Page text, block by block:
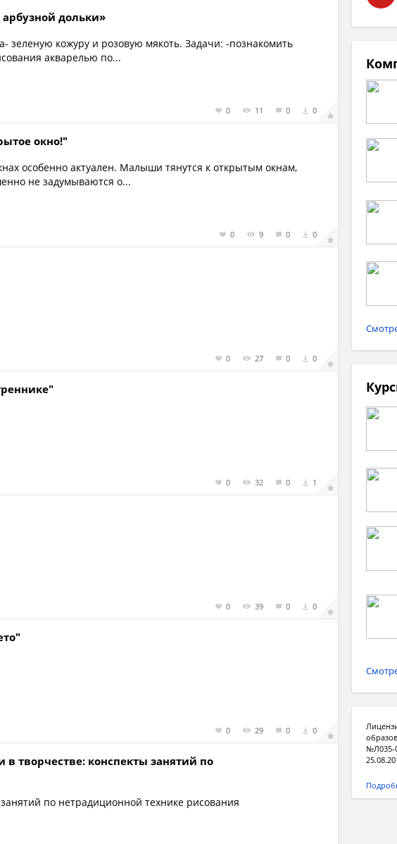
дольки»
зеленую кожуру и розовую мякоть. Задачи: -познакомить
акварелью по...
0 11 0 0
окно!"
особенно актуален. Малыши тянутся к открытым окнам,
не задумываются о...
0 9 0 0
0 27 0 0
0 32 0 1
0 39 0 0
0 29 0 0
творчестве: конспекты занятий по
по нетрадиционной технике рисования
№Л035-